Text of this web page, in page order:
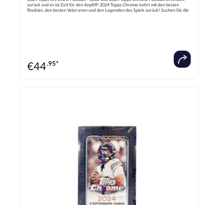
zurück und es ist Zeit für den Anpfiff! 2024 Topps Chrome kehrt mit den besten
Rookies, den besten Veteranen und den Legenden des Spiels zurück! Suchen Sie die
€44.95*